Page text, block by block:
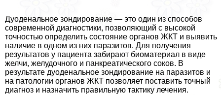
Дуоденальное зондирование — это один из способов
современной диагностики, позволяющий с высокой
точностью определить состояние органов ЖКТ и выявить
наличие в одном из них паразитов. Для получения
результатов у пациента забирают биоматериал в виде
желчи, желудочного и панкреатического соков. В
результате дуоденальное зондирование на паразитов и
на патологии органов ЖКТ позволяет поставить точный
диагноз и назначить правильную тактику лечения.